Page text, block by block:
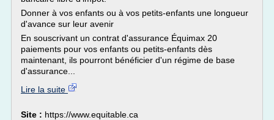
Donner à vos enfants ou à vos petits-enfants une longueur
d'avance sur leur avenir
En souscrivant un contrat d'assurance Équimax 20
paiements pour vos enfants ou petits-enfants dès
maintenant, ils pourront bénéficier d'un régime de base
d'assurance...
Lire la suite
Site : https://www.equitable.ca